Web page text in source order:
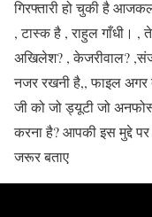
गिरफ्तारी हो चुकी है
, टास्क है , राहुल गाँधी। ,
अखिलेश? , केजरीवाल?
नजर रखनी है,, फाइल अगर
जी को जो ड्यूटी जो
करना है? आपकी इस मुद्दे
जरूर बताए